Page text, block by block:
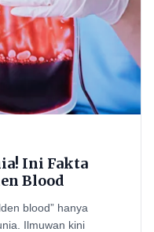
Ini Fakta
Blood
blood” hanya
Ilmuwan kini